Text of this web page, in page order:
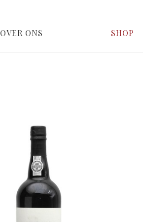
OVER ONS SHOP